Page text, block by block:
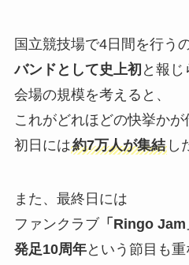
国立競技場で4日間を行うの
バンドとして史上初 と報じ
会場の規模を考えると、
これがどれほどの快挙かが
初日には約7万人が集結し
また、最終日には
ファンクラブ「Ringo Jam
発足10周年という節目も重